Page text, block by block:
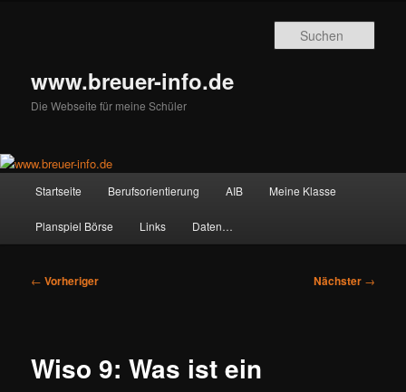
www.breuer-info.de
Die Webseite für meine Schüler
Startseite Berufsorientierung AIB Meine Klasse
Planspiel Börse Links Daten…
Beitragsnavigation
← Vorheriger Nächster →
Wiso 9: Was ist ein